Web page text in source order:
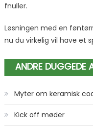
fnuller.
Løsningen med en
nu du virkelig vil have et
ANDRE DUGGEDE
Myter om keramisk
Kick off møder